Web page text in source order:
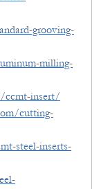
grooving-
milling-
ccmt-insert/
cutting-
steel-inserts-